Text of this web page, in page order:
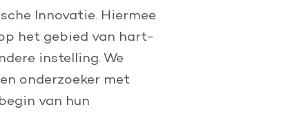
Innovatie. Hiermee
het gebied van hart-
instelling. We
onderzoeker met
van hun